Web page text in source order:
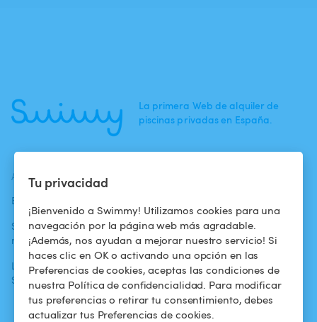
Tu privacidad
¡Bienvenido a Swimmy! Utilizamos cookies para una
navegación por la página web más agradable.
¡Además, nos ayudan a mejorar nuestro servicio! Si
haces clic en OK o activando una opción en las
Preferencias de cookies, aceptas las condiciones de
nuestra Política de confidencialidad. Para modificar
tus preferencias o retirar tu consentimiento, debes
actualizar tus Preferencias de cookies.
La primera Web de alquiler de
piscinas privadas en España.
ACTUALIDADES
Blog
Swimmy en los
medios
La aventura
Swimmy
Para los
propietarios
Alquilar mi
piscina
¿Cómo funciona?
Condiciones de
uso
Política de
confidencialidad
Aviso legal